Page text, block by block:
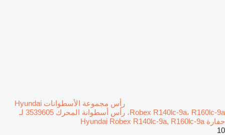
رأس مجموعة الأسطوانات Hyundai
Robex R140lc-9a، R160lc-9a، رأس أسطوانة المحرك 3539605 لـ
حفارة Hyundai Robex R140lc-9a, R160lc-9a
10